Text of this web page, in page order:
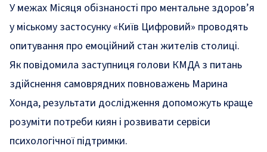
У межах Місяця обізнаності про ментальне здоров’я
у міському застосунку «Київ Цифровий» проводять
опитування про емоційний стан жителів столиці.
Як повідомила заступниця голови КМДА з питань
здійснення самоврядних повноважень Марина
Хонда, результати дослідження допоможуть краще
розуміти потреби киян і розвивати сервіси
психологічної підтримки.